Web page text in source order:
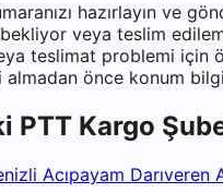
hazırlayın ve
veya teslim
teslimat problemi için
önce konum
PTT Kargo
Acıpayam Darıveren